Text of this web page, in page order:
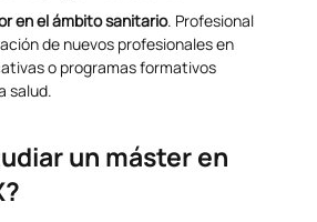
en el ámbito sanitario. Profesional
de nuevos profesionales en
o programas formativos
salud.
un máster en